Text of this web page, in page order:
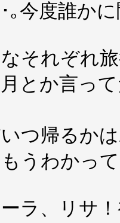
｡今度誰か
それぞれ
とか言っ
つ帰るか
うわかっ
ラ、リサ